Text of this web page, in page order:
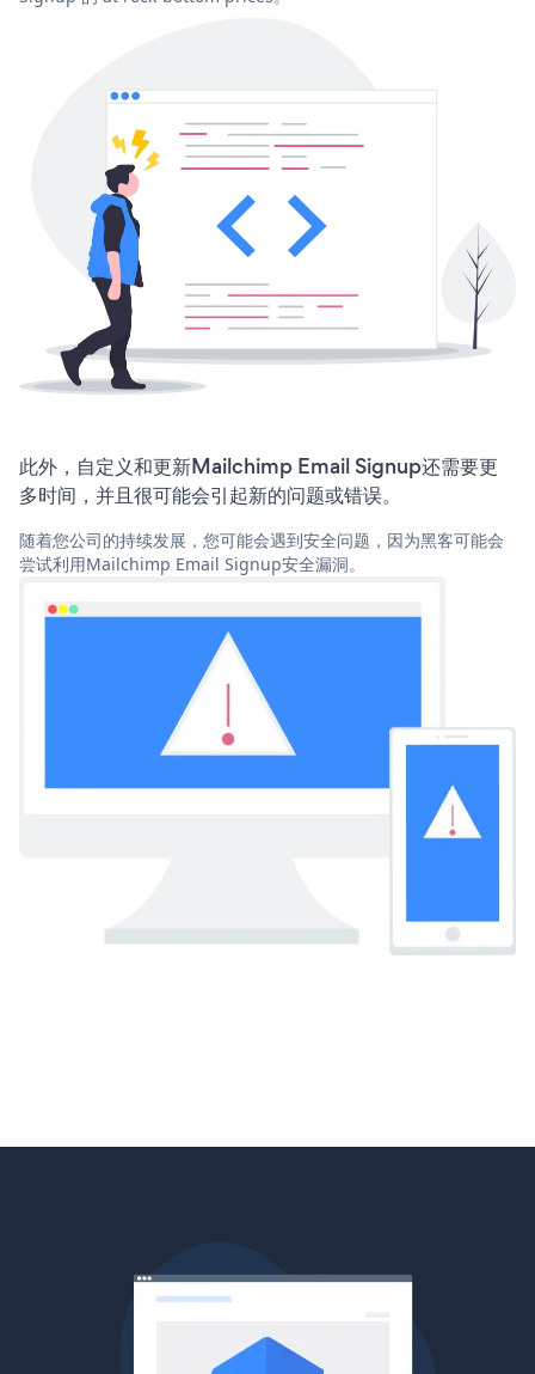
此外，自定义和更新Mailchimp Email Signup还需要更
多时间，并且很可能会引起新的问题或错误。
随着您公司的持续发展，您可能会遇到安全问题，因为黑客可能会
尝试利用Mailchimp Email Signup安全漏洞。